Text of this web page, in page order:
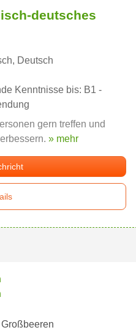
deutsches
Deutsch
Kenntnisse bis: B1 -
gern treffen und
» mehr